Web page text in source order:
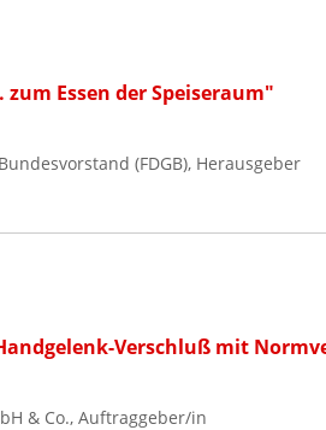
Essen der Speiseraum"
(FDGB), Herausgeber
Verschluß mit
& Co., Auftraggeber/in